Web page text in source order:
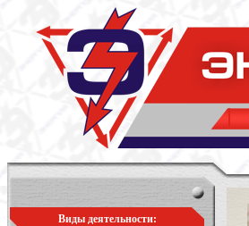
Виды деятельности: